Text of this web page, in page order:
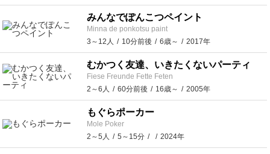
みんなでぽんこつペイント
Minna de ponkotsu paint
3～12人
10分前後 6歳～ 2017年
むかつく友達、いきたくないパーティ
Fiese Freunde Fette Feten
2～6人
60分前後 16歳～ 2005年
もぐらポーカー
Mole Poker
2～5人
5～15分 2024年